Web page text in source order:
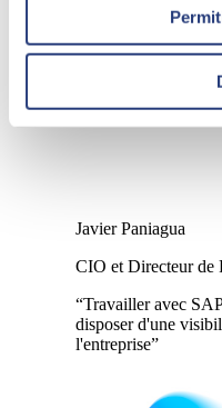
Javier Paniagua
CIO et Directeur de
“Travailler avec
disposer d'une
l'entreprise”